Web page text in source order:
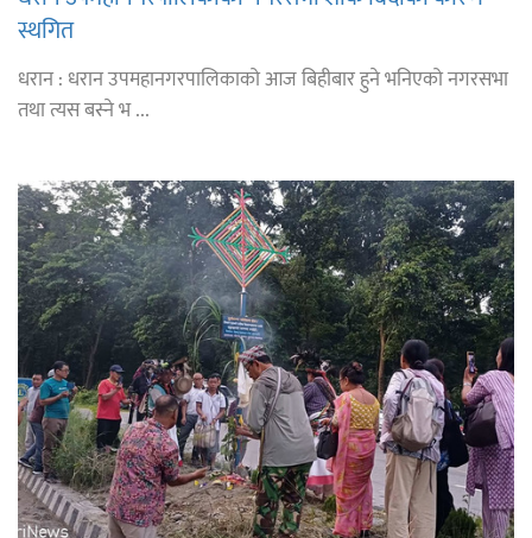
स्थगित
धरान : धरान उपमहानगरपालिकाको आज बिहीबार हुने भनिएको नगरसभा
तथा त्यस बस्ने भ ...